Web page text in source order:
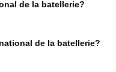
de la batellerie?
de la batellerie?